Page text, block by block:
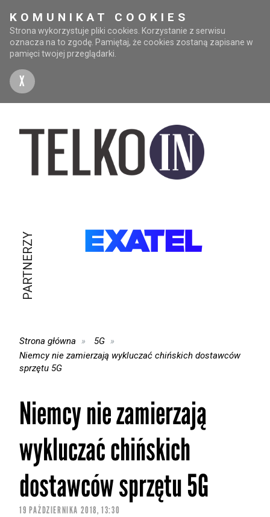
KOMUNIKAT COOKIES
Strona wykorzystuje pliki cookies. Korzystanie z serwisu
oznacza na to zgodę. Pamiętaj, że cookies zostaną zapisane w
pamięci twojej przeglądarki.
X
PARTNERZY
Strona główna
5G
Niemcy nie zamierzają wykluczać chińskich dostawców
sprzętu 5G
Niemcy nie zamierzają
wykluczać chińskich
dostawców sprzętu 5G
19 PAŹDZIERNIKA 2018, 13:30